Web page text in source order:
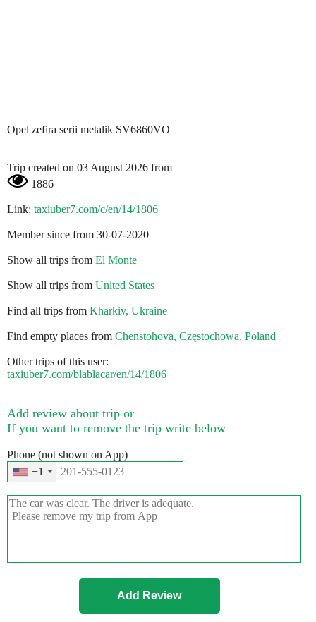
Opel zefira serii metalik SV6860VO
Trip created on 03 August 2026 from
1886
Link: taxiuber7.com/c/en/14/1806
Member since from 30-07-2020
Show all trips from El Monte
Show all trips from United States
Find all trips from Kharkiv, Ukraine
Find empty places from Chenstohova, Częstochowa, Poland
Other trips of this user:
taxiuber7.com/blablacar/en/14/1806
Add review about trip or
If you want to remove the trip write below
Phone (not shown on App)
+1